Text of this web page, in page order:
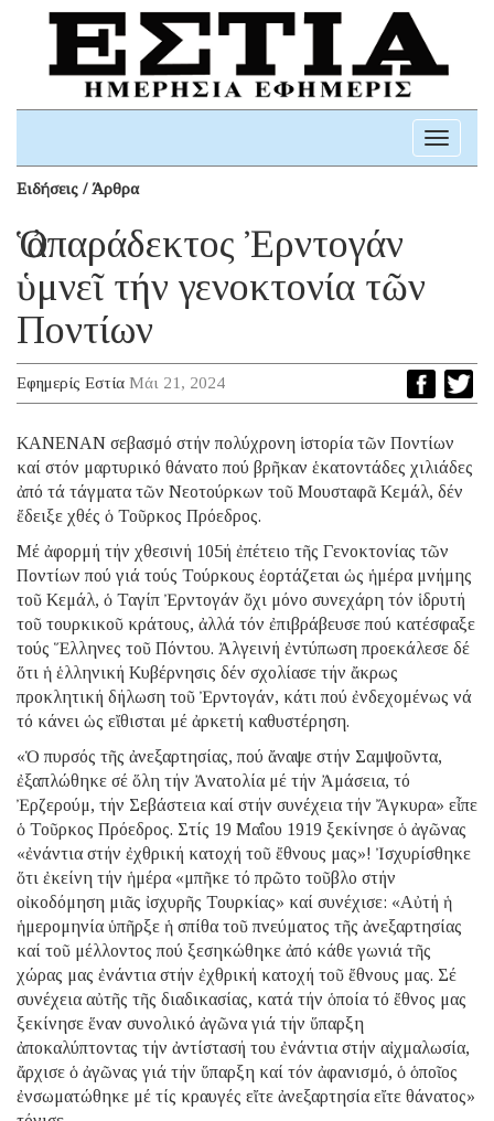
Toggle
Ειδήσεις / Άρθρα
Ὁ ἀπαράδεκτος Ἐρντογάν
ὑμνεῖ τήν γενοκτονία τῶν
Ποντίων
Εφημερίς Εστία Μάι 21, 2024
ΚΑΝΕΝΑΝ σεβασμό στήν πολύχρονη ἱστορία τῶν Ποντίων
καί στόν μαρτυρικό θάνατο πού βρῆκαν ἑκατοντάδες χιλιάδες
ἀπό τά τάγματα τῶν Νεοτούρκων τοῦ Μουσταφᾶ Κεμάλ, δέν
ἔδειξε χθές ὁ Τοῦρκος Πρόεδρος.
Μέ ἀφορμή τήν χθεσινή 105ή ἐπέτειο τῆς Γενοκτονίας τῶν
Ποντίων πού γιά τούς Τούρκους ἑορτάζεται ὡς ἡμέρα μνήμης
τοῦ Κεμάλ, ὁ Ταγίπ Ἐρντογάν ὄχι μόνο συνεχάρη τόν ἱδρυτή
τοῦ τουρκικοῦ κράτους, ἀλλά τόν ἐπιβράβευσε πού κατέσφαξε
τούς Ἕλληνες τοῦ Πόντου. Ἀλγεινή ἐντύπωση προεκάλεσε δέ
ὅτι ἡ ἑλληνική Κυβέρνησις δέν σχολίασε τήν ἄκρως
προκλητική δήλωση τοῦ Ἐρντογάν, κάτι πού ἐνδεχομένως νά
τό κάνει ὡς εἴθισται μέ ἀρκετή καθυστέρηση.
«Ὁ πυρσός τῆς ἀνεξαρτησίας, πού ἄναψε στήν Σαμψοῦντα,
ἐξαπλώθηκε σέ ὅλη τήν Ἀνατολία μέ τήν Ἀμάσεια, τό
Ἐρζερούμ, τήν Σεβάστεια καί στήν συνέχεια τήν Ἄγκυρα» εἶπε
ὁ Τοῦρκος Πρόεδρος. Στίς 19 Μαΐου 1919 ξεκίνησε ὁ ἀγῶνας
«ἐνάντια στήν ἐχθρική κατοχή τοῦ ἔθνους μας»! Ἰσχυρίσθηκε
ὅτι ἐκείνη τήν ἡμέρα «μπῆκε τό πρῶτο τοῦβλο στήν
οἰκοδόμηση μιᾶς ἰσχυρῆς Τουρκίας» καί συνέχισε: «Αὐτή ἡ
ἡμερομηνία ὑπῆρξε ἡ σπίθα τοῦ πνεύματος τῆς ἀνεξαρτησίας
καί τοῦ μέλλοντος πού ξεσηκώθηκε ἀπό κάθε γωνιά τῆς
χώρας μας ἐνάντια στήν ἐχθρική κατοχή τοῦ ἔθνους μας. Σέ
συνέχεια αὐτῆς τῆς διαδικασίας, κατά τήν ὁποία τό ἔθνος μας
ξεκίνησε ἕναν συνολικό ἀγῶνα γιά τήν ὕπαρξη
ἀποκαλύπτοντας τήν ἀντίστασή του ἐνάντια στήν αἰχμαλωσία,
ἄρχισε ὁ ἀγῶνας γιά τήν ὕπαρξη καί τόν ἀφανισμό, ὁ ὁποῖος
ἐνσωματώθηκε μέ τίς κραυγές εἴτε ἀνεξαρτησία εἴτε θάνατος»